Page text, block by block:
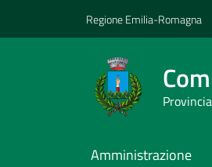
Regione Emilia-Romagna
Amministrazione